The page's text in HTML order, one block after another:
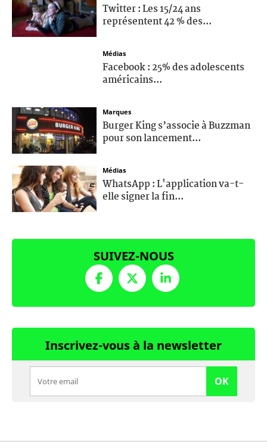
Twitter : Les 15/24 ans
représentent 42 % des...
Médias
Facebook : 25% des adolescents
américains...
Marques
Burger King s’associe à Buzzman
pour son lancement...
Médias
WhatsApp : L'application va-t-
elle signer la fin...
SUIVEZ-NOUS
Inscrivez-vous à la newsletter
OK